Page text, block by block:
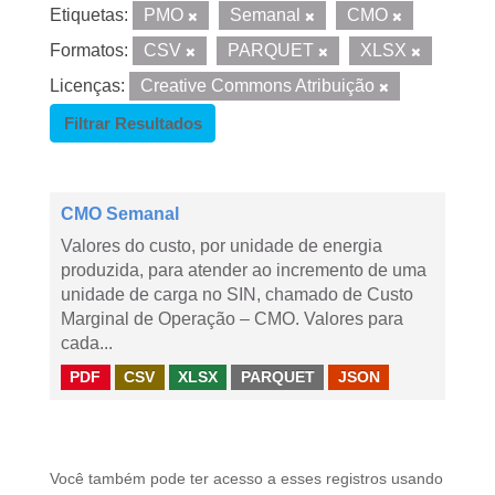
Etiquetas: PMO Semanal
CMO
Formatos:
CSV PARQUET
XLSX
Licenças:
Creative Commons Atribuição
Filtrar Resultados
CMO Semanal
Valores do custo, por unidade de energia
produzida, para atender ao incremento de uma
unidade de carga no SIN, chamado de Custo
Marginal de Operação – CMO. Valores para
cada...
PDF CSV XLSX PARQUET JSON
Você também pode ter acesso a esses registros usando